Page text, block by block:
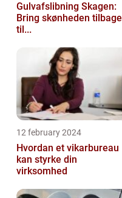
Gulvafslibning Skagen:
Bring skønheden tilbage
til...
12 february 2024
Hvordan et vikarbureau
kan styrke din
virksomhed